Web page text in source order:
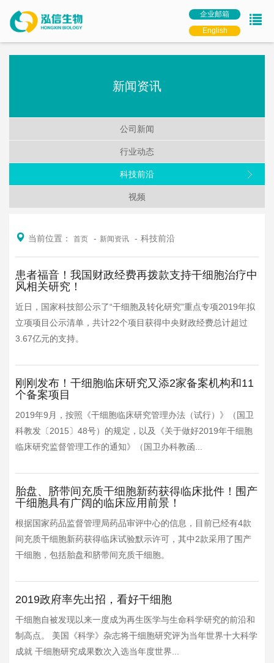
企业邮箱
English
新闻资讯
公司新闻
行业动态
科技前沿
视频
当前位置： 首页 新闻资讯 科技前沿
患者福音！我国财政经费再拨款支持干细胞治疗中
风相关研究！
近日，国家科技部公示了“干细胞及转化研究”重点专项2019年拟
立项项目公示清单，共计22个项目获得中央财政经费总计超过
3.67亿元的支持。
刚刚发布！干细胞临床研究又添2家备案机构和11
个备案项目
2019年9月，按照《干细胞临床研究管理办法（试行）》（国卫
科教发〔2015〕48号）的规定，以及《关于做好2019年干细胞
临床研究监督管理工作的通知》（国卫办科教函...
胎盘、脐带间充质干细胞新药获得临床批件！围产
干细胞具有广阔的临床应用前景！
根据国家药品监督管理局药品审评中心的信息，目前已经有4款
间充质干细胞新药获得临床试验默示许可，其中2款采用了围产
干细胞，包括胎盘和脐带间充质干细胞。
2019政府率先出招，看好干细胞
干细胞自被发现以来一度成为再生医学与生命科学研究的前沿和
制高点。 美国《科学》杂志将干细胞研究评为当年世界十大科学
成就 干细胞研究成果数次入选当年度世界...